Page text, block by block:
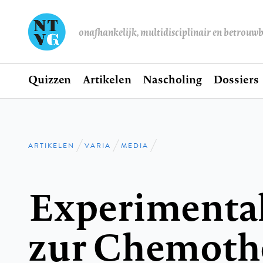
onafhankelijk, multidisciplinair en
Hoofdnavigatie
Home
Quizzen Artikelen Nascholing Dossiers
Kruimelpad
ARTIKELEN VARIA MEDIA
zur